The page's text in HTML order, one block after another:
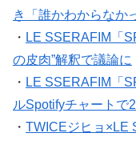
き「誰かわからなか
・ LE SSERAFIM「
の皮肉”解釈で議論に
・ LE SSERAFIM「
ルSpotifyチャートで
・ TWICEジヒョ×LE